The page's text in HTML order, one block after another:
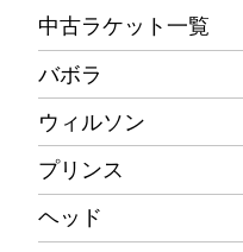
中古ラケット一覧
バボラ
ウィルソン
プリンス
ヘッド